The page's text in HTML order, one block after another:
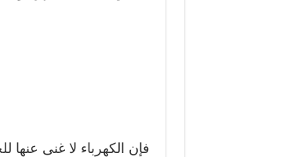
فإن الكهرباء لا غنى